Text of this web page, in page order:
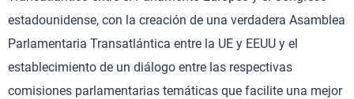
estadounidense, con la creación de una verdadera Asamblea
Parlamentaria Transatlántica entre la UE y EEUU y el
establecimiento de un diálogo entre las respectivas
comisiones parlamentarias temáticas que facilite una mejor